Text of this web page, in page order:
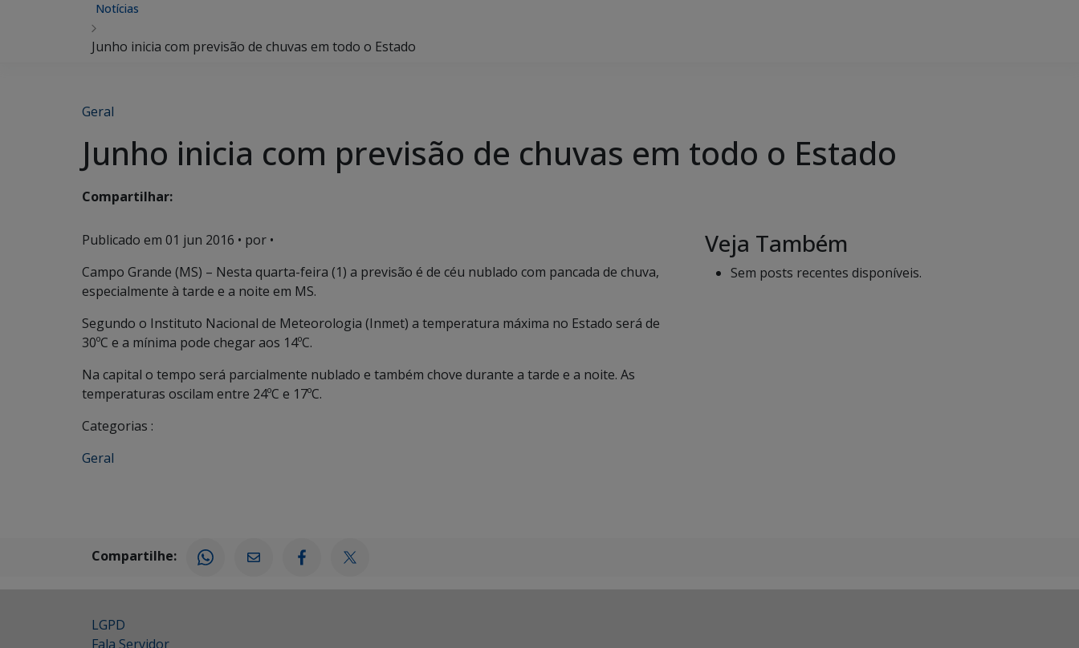
Notícias
Junho inicia com previsão de chuvas em todo o Estado
Geral
Junho inicia com previsão de chuvas em todo o Estado
Compartilhar:
Publicado em 01 jun 2016 • por •
Campo Grande (MS) – Nesta quarta-feira (1) a previsão é de céu nublado com pancada de chuva,
especialmente à tarde e a noite em MS.
Segundo o Instituto Nacional de Meteorologia (Inmet) a temperatura máxima no Estado será de
30ºC e a mínima pode chegar aos 14ºC.
Na capital o tempo será parcialmente nublado e também chove durante a tarde e a noite. As
temperaturas oscilam entre 24ºC e 17ºC.
Categorias :
Geral
Veja Também
Sem posts recentes disponíveis.
Compartilhe:
LGPD
Fala Servidor